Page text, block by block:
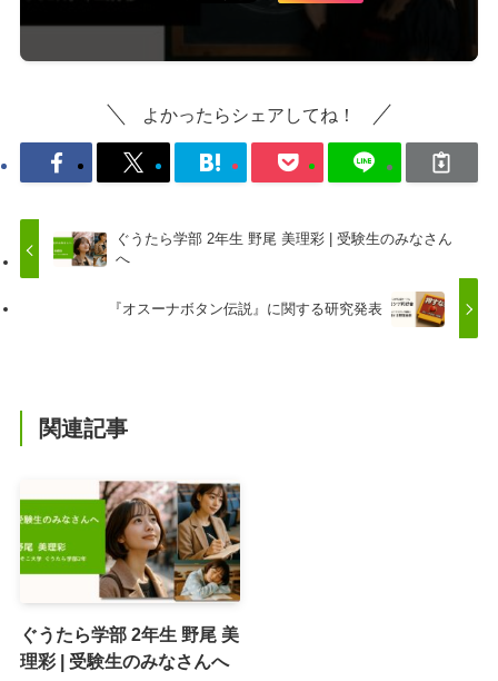
よかったらシェアしてね！
ぐうたら学部 2年生 野尾 美理彩 | 受験生のみなさん
へ
『オスーナボタン伝説』に関する研究発表
関連記事
ぐうたら学部 2年生 野尾 美
理彩 | 受験生のみなさんへ